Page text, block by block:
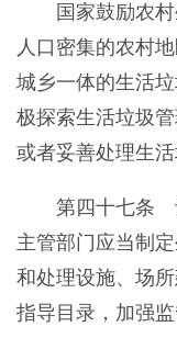
国家鼓励农村
人口密集的农村
城乡一体的生活
极探索生活垃圾
或者妥善处理生活
第四十七条 设
主管部门应当制
和处理设施、场
指导目录，加强监